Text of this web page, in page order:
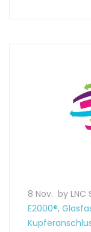
8 Nov. by LNC
E2000®,